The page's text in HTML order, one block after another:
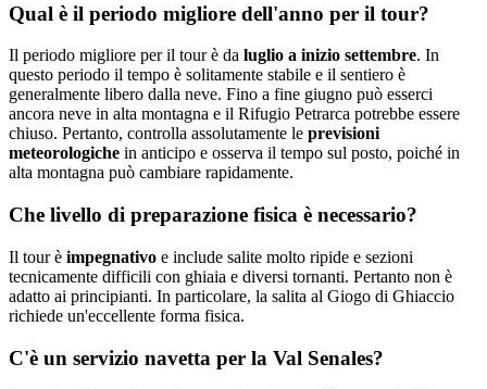
Qual è il periodo migliore dell'anno per il tour?
Il periodo migliore per il tour è da luglio a inizio settembre. In
questo periodo il tempo è solitamente stabile e il sentiero è
generalmente libero dalla neve. Fino a fine giugno può esserci
ancora neve in alta montagna e il Rifugio Petrarca potrebbe essere
chiuso. Pertanto, controlla assolutamente le previsioni
meteorologiche in anticipo e osserva il tempo sul posto, poiché in
alta montagna può cambiare rapidamente.
Che livello di preparazione fisica è necessario?
Il tour è impegnativo e include salite molto ripide e sezioni
tecnicamente difficili con ghiaia e diversi tornanti. Pertanto non è
adatto ai principianti. In particolare, la salita al Giogo di Ghiaccio
richiede un'eccellente forma fisica.
C'è un servizio navetta per la Val Senales?